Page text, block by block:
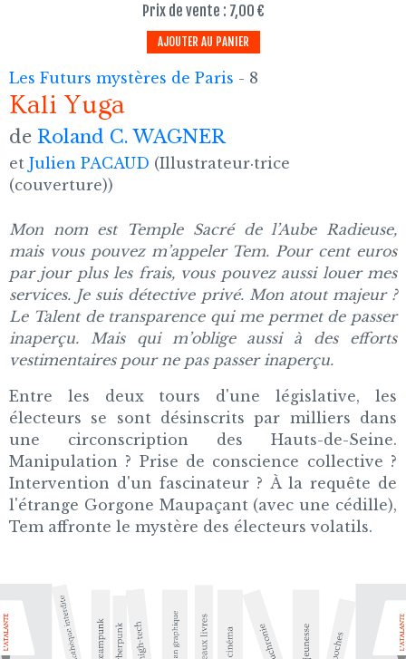
Prix de vente : 7,00 €
AJOUTER AU PANIER
Les Futurs mystères de Paris - 8
Kali Yuga
de Roland C. WAGNER
et Julien PACAUD (Illustrateur·trice
(couverture))
Mon nom est Temple Sacré de l’Aube Radieuse,
mais vous pouvez m’appeler Tem. Pour cent euros
par jour plus les frais, vous pouvez aussi louer mes
services. Je suis détective privé. Mon atout majeur ?
Le Talent de transparence qui me permet de passer
inaperçu. Mais qui m’oblige aussi à des efforts
vestimentaires pour ne pas passer inaperçu.
Entre les deux tours d'une législative, les
électeurs se sont désinscrits par milliers dans
une circonscription des Hauts-de-Seine.
Manipulation ? Prise de conscience collective ?
Intervention d'un fascinateur ? À la requête de
l'étrange Gorgone Maupaçant (avec une cédille),
Tem affronte le mystère des électeurs volatils.